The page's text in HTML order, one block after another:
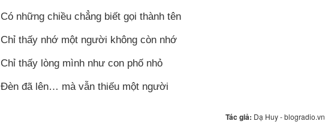
Có những chiều chẳng biết gọi thành tên
Chỉ thấy nhớ một người không còn nhớ
Chỉ thấy lòng mình như con phố nhỏ
Đèn đã lên… mà vẫn thiếu một người
Tác giả: Dạ Huy - blogradio.vn